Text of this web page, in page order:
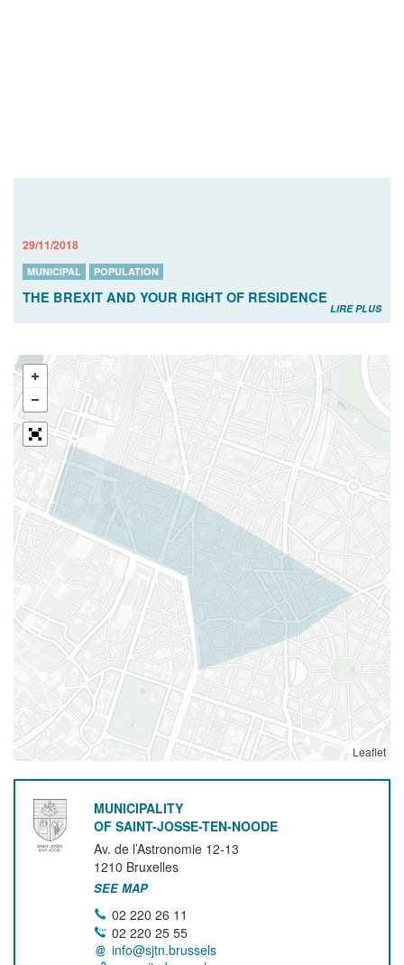
29/11/2018
MUNICIPAL POPULATION
THE BREXIT AND YOUR RIGHT OF RESIDENCE
LIRE PLUS
Leaflet
MUNICIPALITY
OF SAINT-JOSSE-TEN-NOODE
Av. de l’Astronomie 12-13
1210 Bruxelles
SEE MAP
02 220 26 11
02 220 25 55
info@sjtn.brussels